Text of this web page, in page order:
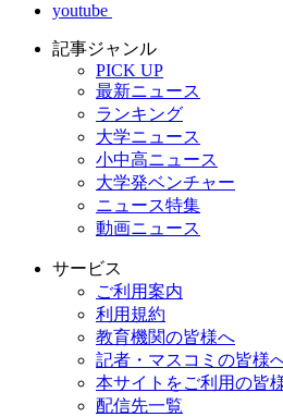
youtube
記事ジャンル
PICK UP
最新ニュース
ランキング
大学ニュース
小中高ニュース
大学発ベンチャー
ニュース特集
動画ニュース
サービス
ご利用案内
利用規約
教育機関の皆様へ
記者・マスコミの皆様
本サイトをご利用の皆
配信先一覧